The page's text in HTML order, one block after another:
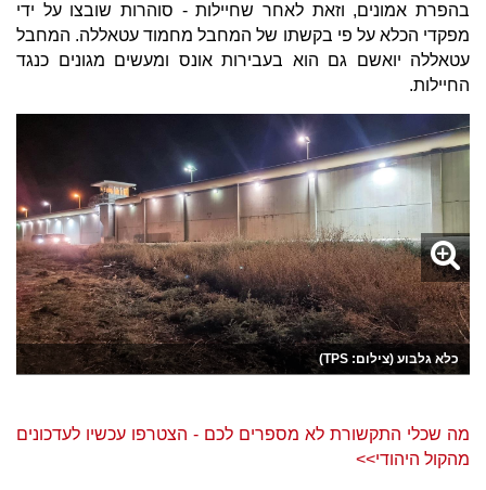
בהפרת אמונים, וזאת לאחר שחיילות - סוהרות שובצו על ידי
מפקדי הכלא על פי בקשתו של המחבל מחמוד עטאללה. המחבל
עטאללה יואשם גם הוא בעבירות אונס ומעשים מגונים כנגד
החיילות.
כלא גלבוע (צילום: TPS)
מה שכלי התקשורת לא מספרים לכם - הצטרפו עכשיו לעדכונים
מהקול היהודי>>